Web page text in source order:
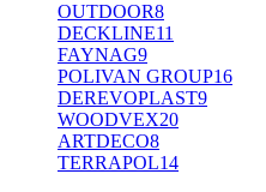
OUTDOOR8
DECKLINE11
FAYNAG9
POLIVAN GROUP16
DEREVOPLAST9
WOODVEX20
ARTDECO8
TERRAPOL14